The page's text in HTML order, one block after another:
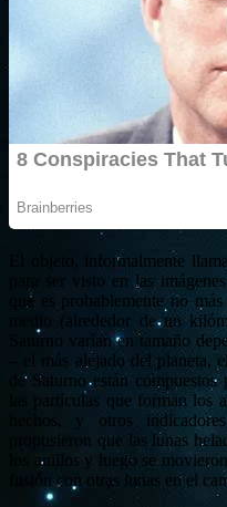
El objeto, informalmente
para ser visto en las
que es probablemente no
medio (alrededor de un
Saturno varían en tamaño
– el más alejado del planeta,
de Saturno están
las partículas que forman los
hechos, y otros
propusieron que las lunas
los anillos y luego se
fusión con otras lunas en el